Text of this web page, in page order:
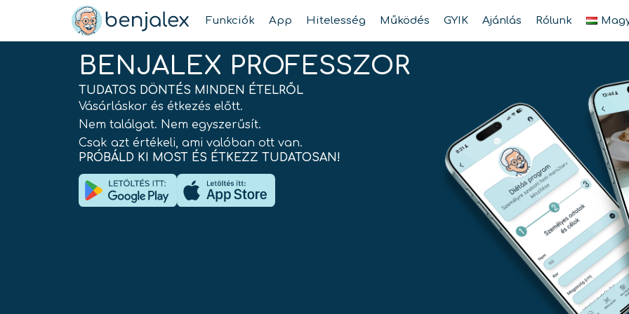
content
Funkciók App Hitelesség Működés GYIK Ajánlás Rólunk
BENJALEX PROFESSZOR
TUDATOS DÖNTÉS MINDEN ÉTELRŐL
Vásárláskor és étkezés előtt.
Nem találgat. Nem egyszerűsít.
Csak azt értékeli, ami valóban ott van.
PRÓBÁLD KI MOST ÉS ÉTKEZZ TUDATOSAN!